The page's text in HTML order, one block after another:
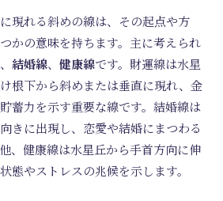
現れる斜めの線は、その起点や方
かの意味を持ちます。主に考えられ
、 結婚線、 健康線です。財運線は水星
根下から斜めまたは垂直に現れ、金
蓄力を示す重要な線です。結婚線は
きに出現し、恋愛や結婚にまつわる
、健康線は水星丘から手首方向に伸
態やストレスの兆候を示します。